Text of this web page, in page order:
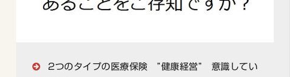
2つのタイプの医療保険 ”健康経営” 意識してい